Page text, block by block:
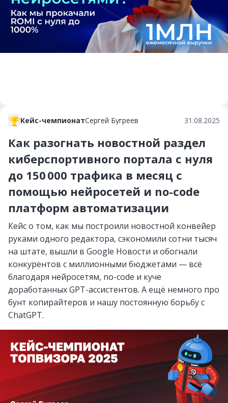
Кейс-чемпионатСергей Бугреев 31.08.2025
Как разогнать новостной раздел
киберспортивного портала с нуля
до 150 000 трафика в месяц с
помощью нейросетей и no-code
платформ автоматизации
Кейс о том, как мы построили новостной конвейер
руками одного редактора, сэкономили сотни тысяч
на штате, вышли в Google Новости и обогнали
конкурентов с миллионными бюджетами — всё
благодаря нейросетям, no-code и куче
доработанных GPT-ассистентов. А ещё немного про
бунт копирайтеров и нашу постоянную борьбу с
ChatGPT.